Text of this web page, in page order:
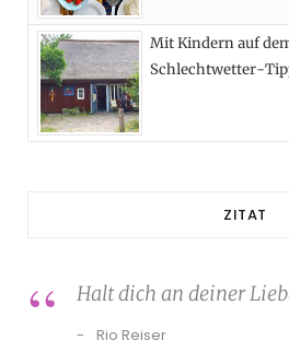
Mit Kindern auf
Schlechtwetter-
ZITAT
Halt dich an deiner
Rio Reiser